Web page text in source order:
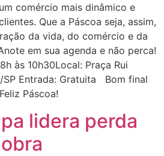
comércio mais dinâmico e
Que a Páscoa seja, assim,
da vida, do comércio e da
em sua agenda e não perca!
às 10h30Local: Praça Rui
SP Entrada: Gratuita Bom final
Páscoa!
lidera perda